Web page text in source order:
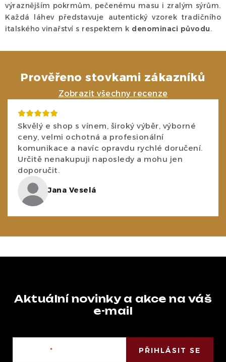
výraznějším pokrmům, pečenému masu i zralým sýrům.
Každá láhev představuje autentický vzorek tradičního
italského vinařství s respektem k denominaci původu.
Prověřeno stovkami zákazníků
Zobrazit všechny recenze
Skvělý e shop s vínem, široký výběr, výborné
ceny, velmi ochotná a profesionální
komunikace a navíc opravdu rychlé doručení.
Určitě nenakupuji naposledy a mohu jen
doporučit.
Jana Veselá
Aktuální novinky a akce na váš
e-mail
PŘIHLÁSIT SE